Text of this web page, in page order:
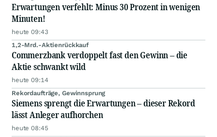
Erwartungen verfehlt: Minus 30 Prozent in wenigen
Minuten!
heute 09:43
1,2-Mrd.-Aktienrückkauf
Commerzbank verdoppelt fast den Gewinn – die
Aktie schwankt wild
heute 09:14
Rekordaufträge, Gewinnsprung
Siemens sprengt die Erwartungen – dieser Rekord
lässt Anleger aufhorchen
heute 08:45